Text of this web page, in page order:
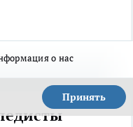
о нас
Принять